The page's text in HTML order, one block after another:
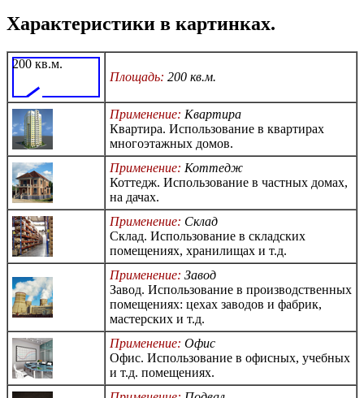
Характеристики в картинках.
200 кв.м.
Площадь: 200 кв.м.
Применение: Квартира
Квартира. Использование в квартирах
многоэтажных домов.
Применение: Коттедж
Коттедж. Использование в частных домах,
на дачах.
Применение: Склад
Склад. Использование в складских
помещениях, хранилищах и т.д.
Применение: Завод
Завод. Использование в производственных
помещениях: цехах заводов и фабрик,
мастерских и т.д.
Применение: Офис
Офис. Использование в офисных, учебных
и т.д. помещениях.